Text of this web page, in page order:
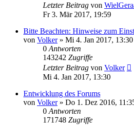
Letzter Beitrag von
Fr 3. Mär 2017, 19:59
Bitte Beachten: Hinweise zum
von Volker» Mi 4. Jan 2017, 13:30
0Antworten
143242 Zugriffe
Letzter Beitrag von Volker
Mi 4. Jan 2017, 13:30
Entwicklung des Forums
von Volker» Do 1. Dez 2016,
0Antworten
171748 Zugriffe